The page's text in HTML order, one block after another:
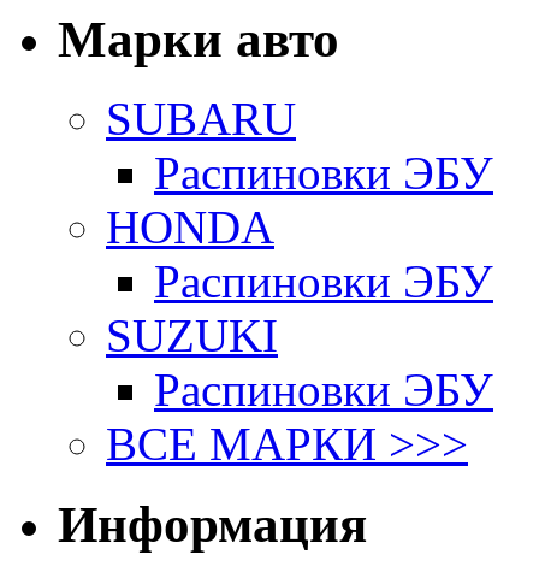
Марки авто
SUBARU
Распиновки ЭБУ
HONDA
Распиновки ЭБУ
SUZUKI
Распиновки ЭБУ
ВСЕ МАРКИ >>>
Информация